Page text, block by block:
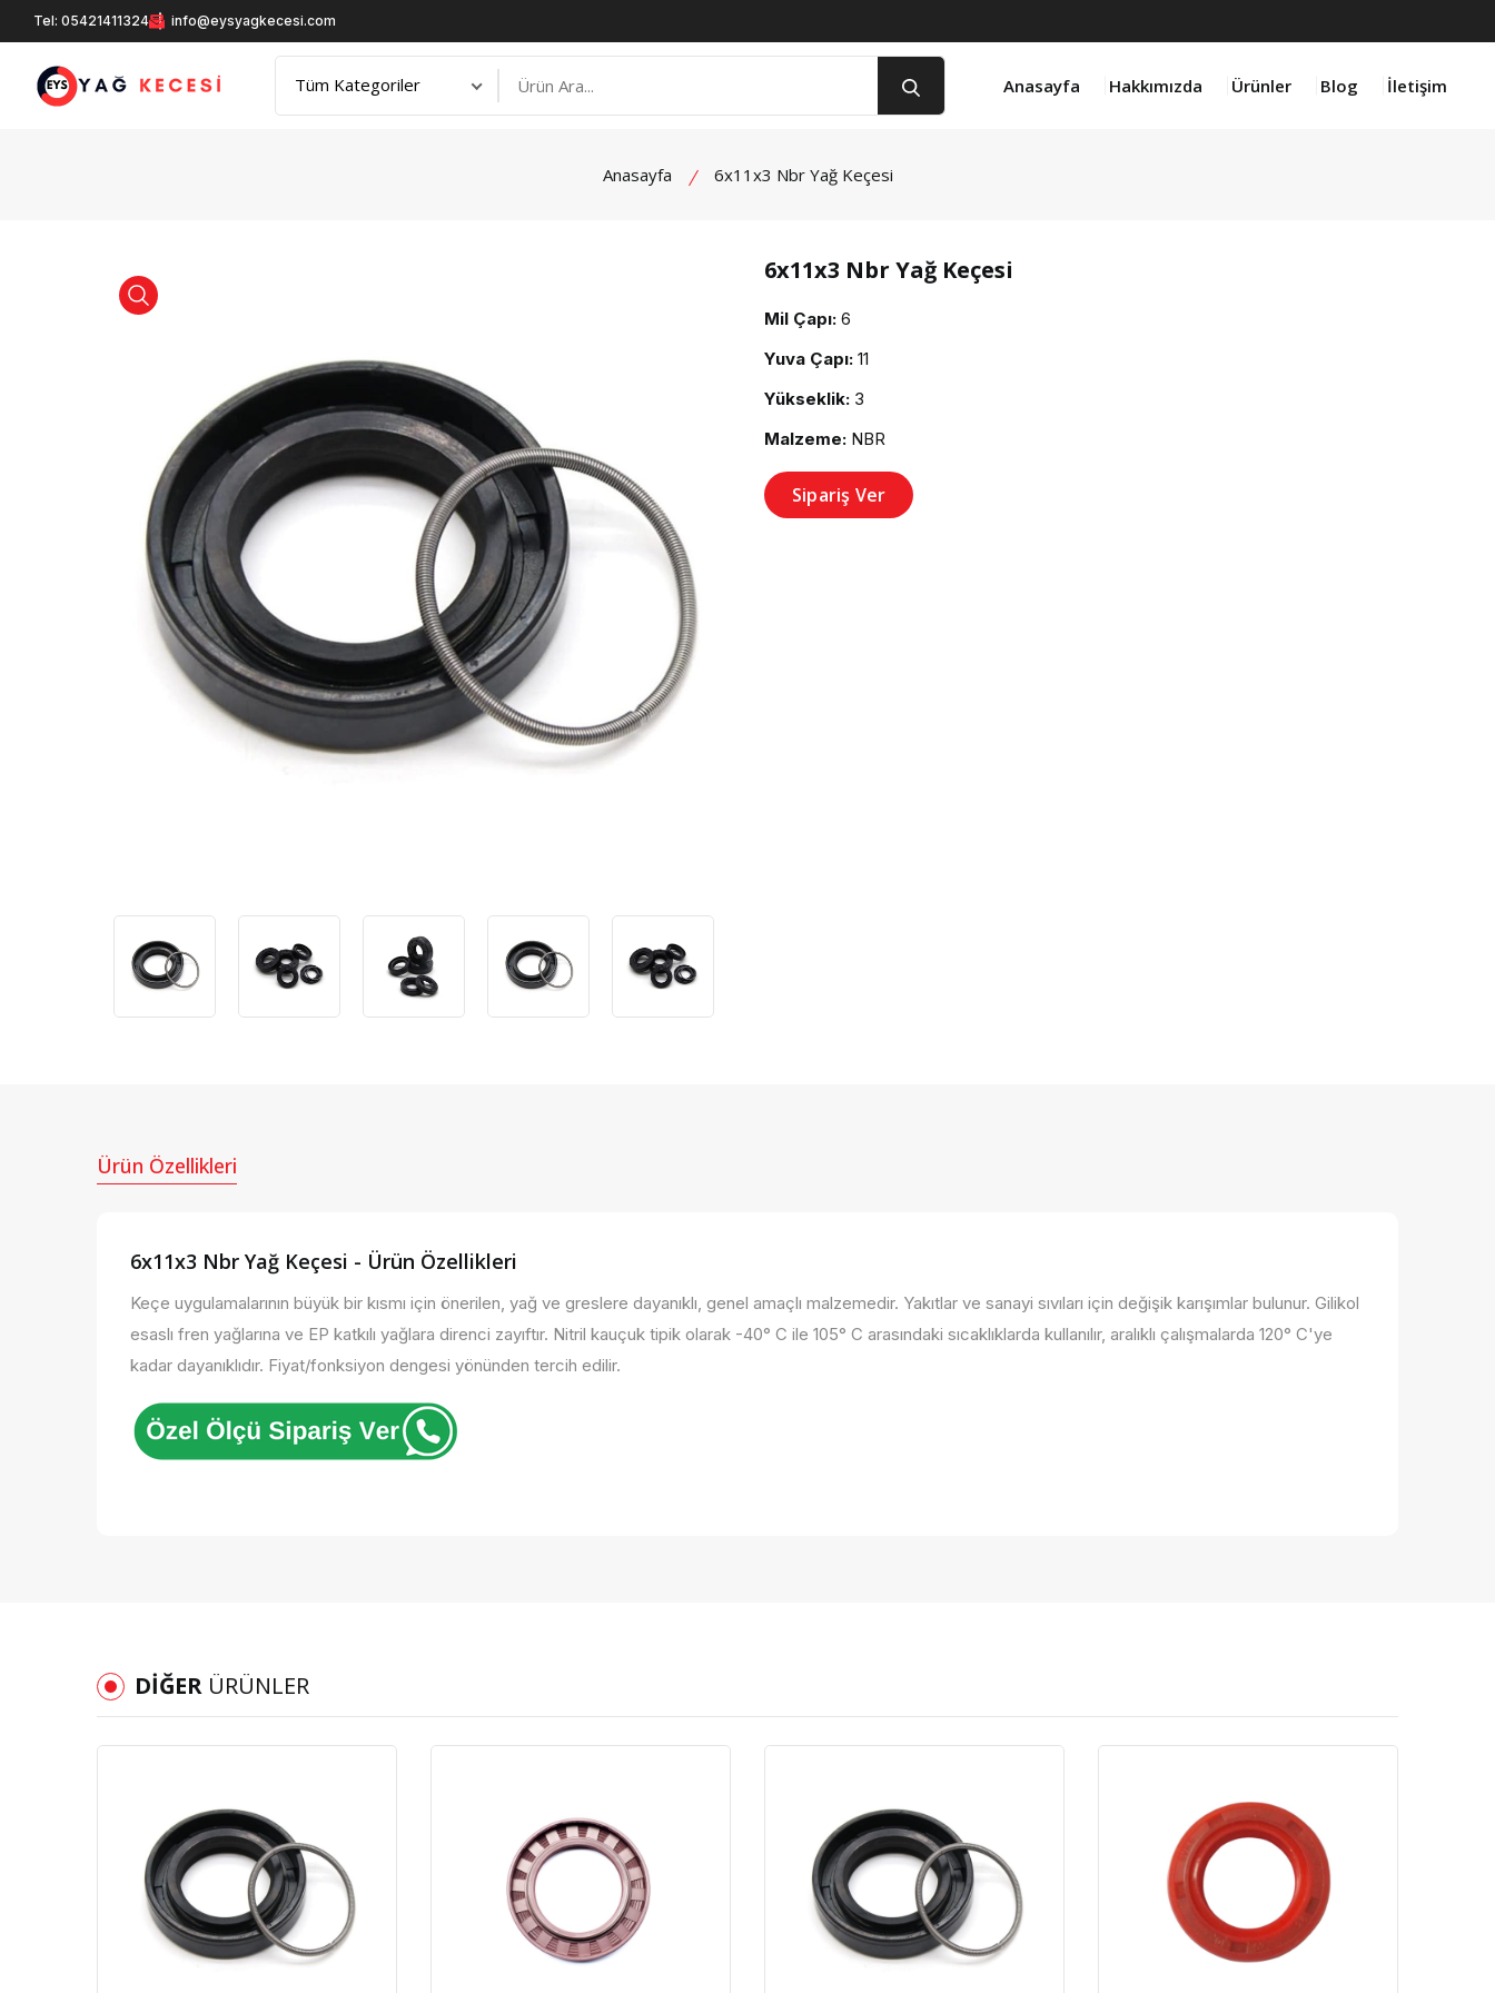
Tel: 05421411324 info@eysyagkecesi.com
Anasayfa Hakkımızda Ürünler Blog İletişim
Anasayfa 6x11x3 Nbr Yağ Keçesi
product view product view
6x11x3 Nbr Yağ Keçesi
Mil Çapı: 6
Yuva Çapı: 11
Yükseklik: 3
Malzeme: NBR
Sipariş Ver
Ürün Özellikleri
6x11x3 Nbr Yağ Keçesi - Ürün Özellikleri
Keçe uygulamalarının büyük bir kısmı için önerilen, yağ ve greslere dayanıklı, genel amaçlı malzemedir. Yakıtlar ve sanayi sıvıları için değişik karışımlar bulunur. Gilikol
esaslı fren yağlarına ve EP katkılı yağlara direnci zayıftır. Nitril kauçuk tipik olarak -40° C ile 105° C arasındaki sıcaklıklarda kullanılır, aralıklı çalışmalarda 120° C'ye
kadar dayanıklıdır. Fiyat/fonksiyon dengesi yönünden tercih edilir.
DIĞER ÜRÜNLER